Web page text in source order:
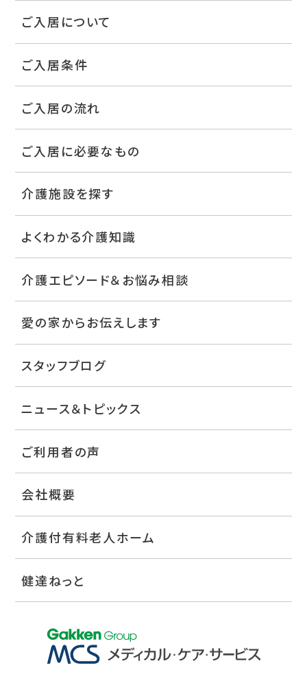
ご入居について
ご入居条件
ご入居の流れ
ご入居に必要なもの
介護施設を探す
よくわかる介護知識
介護エピソード＆お悩み相談
愛の家からお伝えします
スタッフブログ
ニュース＆トピックス
ご利用者の声
会社概要
介護付有料老人ホーム
健達ねっと